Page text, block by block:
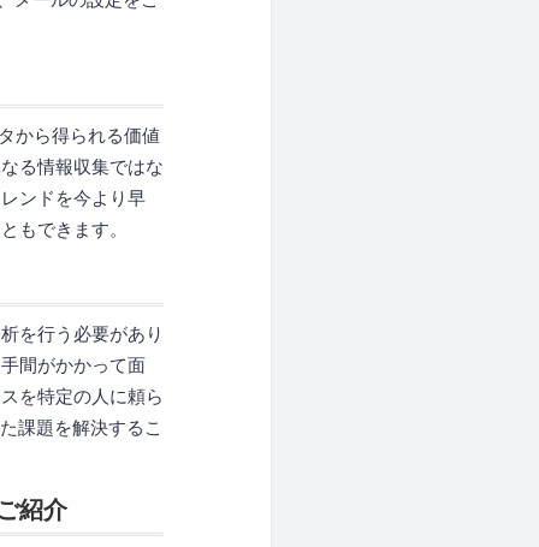
から得られる価値
る情報収集ではな
ンドを今より早
もできます。
を行う必要があり
間がかかって面
を特定の人に頼ら
課題を解決するこ
紹介